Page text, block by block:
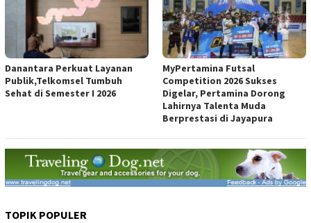
Danantara Perkuat Layanan
Publik,Telkomsel Tumbuh
Sehat di Semester I 2026
MyPertamina Futsal
Competition 2026 Sukses
Digelar, Pertamina Dorong
Lahirnya Talenta Muda
Berprestasi di Jayapura
TOPIK POPULER